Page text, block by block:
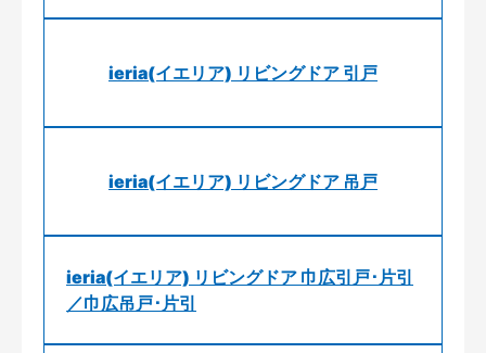
ieria(イエリア) リビングドア 引戸
ieria(イエリア) リビングドア 吊戸
ieria(イエリア) リビングドア 巾広引戸･片引
／巾広吊戸･片引